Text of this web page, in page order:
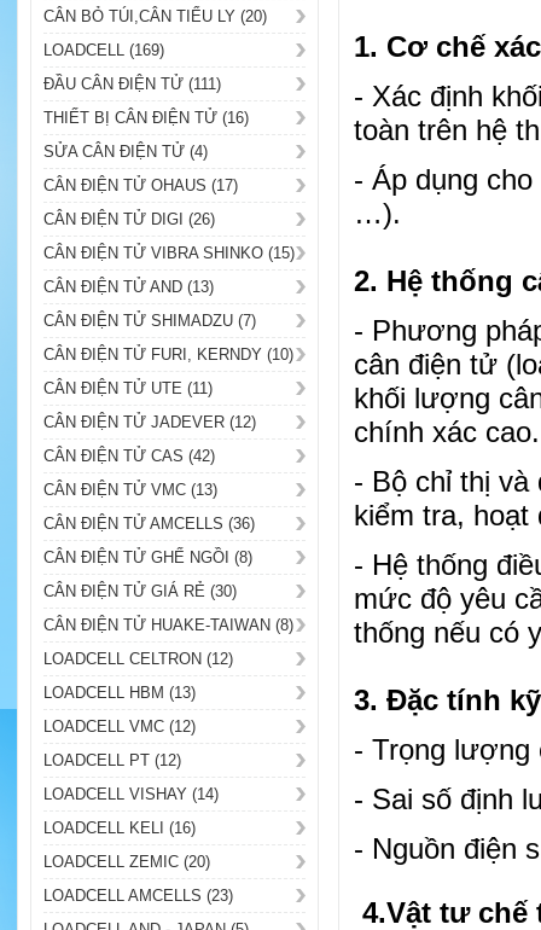
CÂN BỎ TÚI,CÂN TIỂU LY (20)
LOADCELL (169)
ĐẦU CÂN ĐIỆN TỬ (111)
THIẾT BỊ CÂN ĐIỆN TỬ (16)
SỬA CÂN ĐIỆN TỬ (4)
CÂN ĐIỆN TỬ OHAUS (17)
CÂN ĐIỆN TỬ DIGI (26)
CÂN ĐIỆN TỬ VIBRA SHINKO (15)
CÂN ĐIỆN TỬ AND (13)
CÂN ĐIỆN TỬ SHIMADZU (7)
CÂN ĐIỆN TỬ FURI, KERNDY (10)
CÂN ĐIỆN TỬ UTE (11)
CÂN ĐIỆN TỬ JADEVER (12)
CÂN ĐIỆN TỬ CAS (42)
CÂN ĐIỆN TỬ VMC (13)
CÂN ĐIỆN TỬ AMCELLS (36)
CÂN ĐIỆN TỬ GHẾ NGỒI (8)
CÂN ĐIỆN TỬ GIÁ RẺ (30)
CÂN ĐIỆN TỬ HUAKE-TAIWAN (8)
LOADCELL CELTRON (12)
LOADCELL HBM (13)
LOADCELL VMC (12)
LOADCELL PT (12)
LOADCELL VISHAY (14)
LOADCELL KELI (16)
LOADCELL ZEMIC (20)
LOADCELL AMCELLS (23)
1. Cơ chế
- Xác định
toàn trên hệ
- Áp dụng
…).
2. Hệ thống
- Phương
cân điện tử
khối lượng
chính xác cao.
- Bộ chỉ thị và
kiểm tra, hoạt
- Hệ thống
mức độ yêu
thống nếu có
3. Đặc tính
- Trọng lượng
- Sai số định
- Nguồn điện
4.Vật tư chế